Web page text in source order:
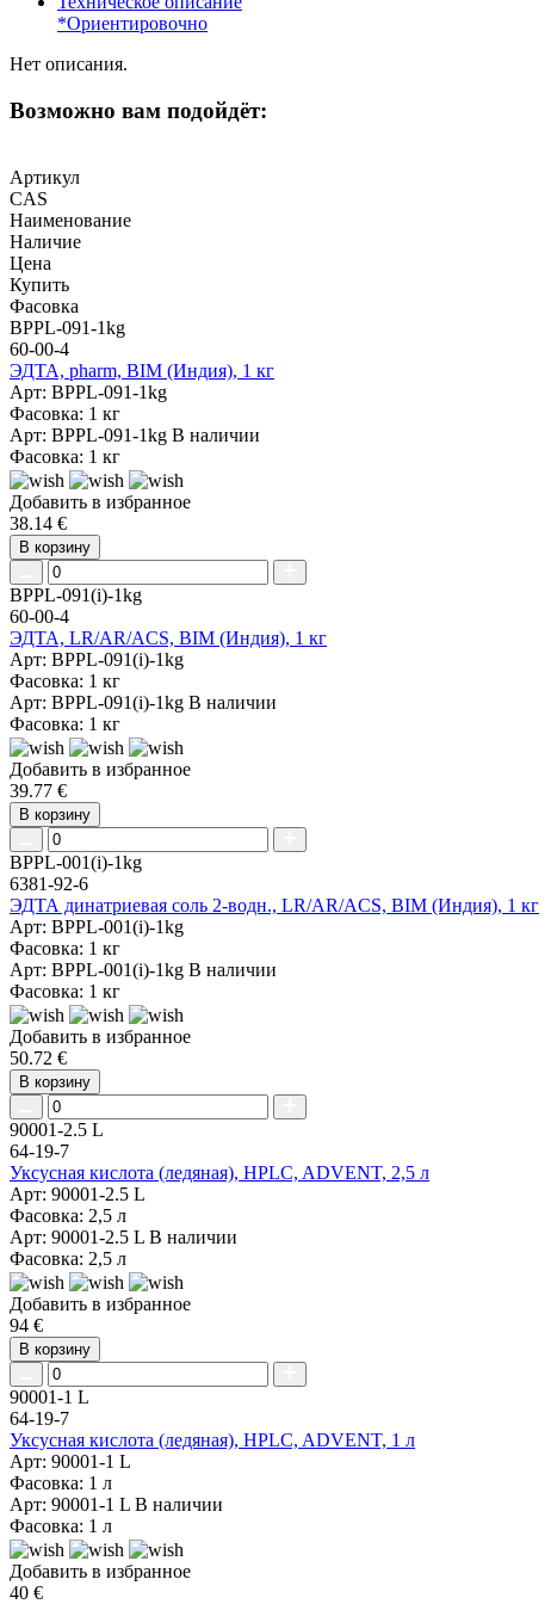
*Ориентировочно
Нет описания.
Возможно вам подойдёт:
Артикул
CAS
Наименование
Наличие
Цена
Купить
Фасовка
BPPL-091-1kg
60-00-4
ЭДТА, pharm, BIM (Индия), 1 кг
Арт: BPPL-091-1kg
Фасовка: 1 кг
Арт: BPPL-091-1kg В наличии
Фасовка: 1 кг
Добавить в избранное
38.14 €
В корзину
BPPL-091(i)-1kg
60-00-4
ЭДТА, LR/AR/ACS, BIM (Индия), 1 кг
Арт: BPPL-091(i)-1kg
Фасовка: 1 кг
Арт: BPPL-091(i)-1kg В наличии
Фасовка: 1 кг
Добавить в избранное
39.77 €
В корзину
BPPL-001(i)-1kg
6381-92-6
ЭДТА динатриевая соль 2-водн., LR/AR/ACS, BIM (Индия), 1 кг
Арт: BPPL-001(i)-1kg
Фасовка: 1 кг
Арт: BPPL-001(i)-1kg В наличии
Фасовка: 1 кг
Добавить в избранное
50.72 €
В корзину
90001-2.5 L
64-19-7
Уксусная кислота (ледяная), HPLC, ADVENT, 2,5 л
Арт: 90001-2.5 L
Фасовка: 2,5 л
Арт: 90001-2.5 L В наличии
Фасовка: 2,5 л
Добавить в избранное
94 €
В корзину
90001-1 L
64-19-7
Уксусная кислота (ледяная), HPLC, ADVENT, 1 л
Арт: 90001-1 L
Фасовка: 1 л
Арт: 90001-1 L В наличии
Фасовка: 1 л
Добавить в избранное
40 €